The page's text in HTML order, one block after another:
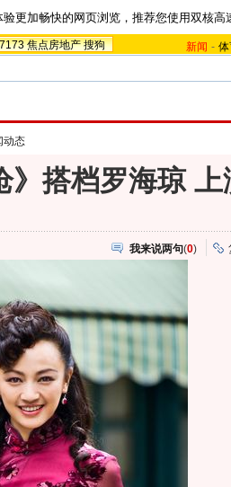
更加畅快的网页浏览，推荐您使用双核高
焦点房地产 搜狗 新闻 -
动态
》搭档罗海琼
我来说两句(0)